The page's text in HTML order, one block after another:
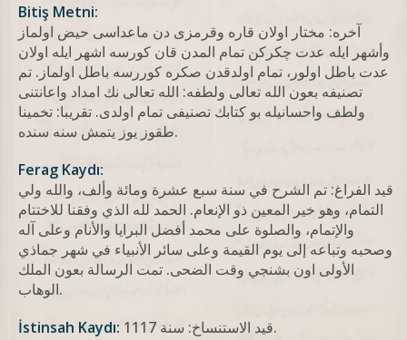
Bitiş Metni:
آخره: مختار اولان قاره وقرمزی دن ماعداسی حيض اولماز
وأشهر ايله عدت چكركن تمام المدن قان كورسه اشهر ايله اولان
عدت باطل اولور، تمام اولدقدن صكره كوررسه باطل اولماز. تم
تصنيفه بعون الله تعالى ولطفه: الله تعالى نك امداد واعانتنی
ولطف واحسانيله بو كتابك تصنيفی تمام اولدی. تقريبا: تخمينا
طقوز یوز يتمش سنه سنده.
Ferag Kaydı:
قيد الفراغ: تم الشرح في سنة سبع عشرة ومائة وألف، والله ولي
التمام، وهو خير المعين ذو الإنعام. الحمد لله الذي وفقنا للاختتام
والإتمام، والصلوة على محمد أفضل البرايا والأنام وعلى آله
وصحبه وتباعه إلى يوم القيمة وعلى سائر الأنبياء في شهر جماذي
الأولى اون بشنجي وقت الضحى. تمت الرسالة بعون الملك
الوهاب.
İstinsah Kaydı:
قيد الاستنساخ: سنة 1117.